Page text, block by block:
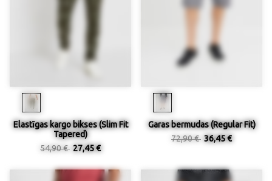
Elastīgas kargo bikses (Slim Fit
Tapered)
54,90 € 27,45 €
Garas bermudas (Regular Fit)
72,90 € 36,45 €